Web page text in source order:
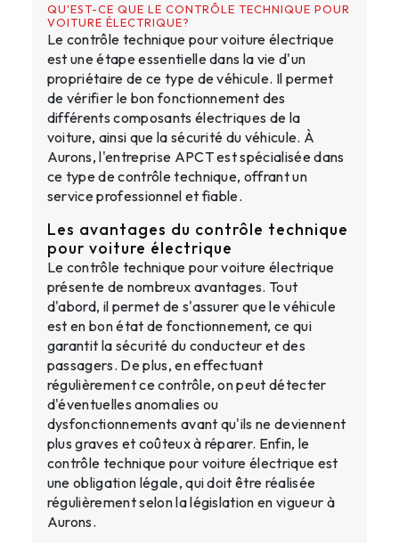
QU'EST-CE QUE LE CONTRÔLE TECHNIQUE POUR
VOITURE ÉLECTRIQUE?
Le contrôle technique pour voiture électrique
est une étape essentielle dans la vie d'un
propriétaire de ce type de véhicule. Il permet
de vérifier le bon fonctionnement des
différents composants électriques de la
voiture, ainsi que la sécurité du véhicule. À
Aurons, l'entreprise APCT est spécialisée dans
ce type de contrôle technique, offrant un
service professionnel et fiable.
Les avantages du contrôle technique
pour voiture électrique
Le contrôle technique pour voiture électrique
présente de nombreux avantages. Tout
d'abord, il permet de s'assurer que le véhicule
est en bon état de fonctionnement, ce qui
garantit la sécurité du conducteur et des
passagers. De plus, en effectuant
régulièrement ce contrôle, on peut détecter
d'éventuelles anomalies ou
dysfonctionnements avant qu'ils ne deviennent
plus graves et coûteux à réparer. Enfin, le
contrôle technique pour voiture électrique est
une obligation légale, qui doit être réalisée
régulièrement selon la législation en vigueur à
Aurons.